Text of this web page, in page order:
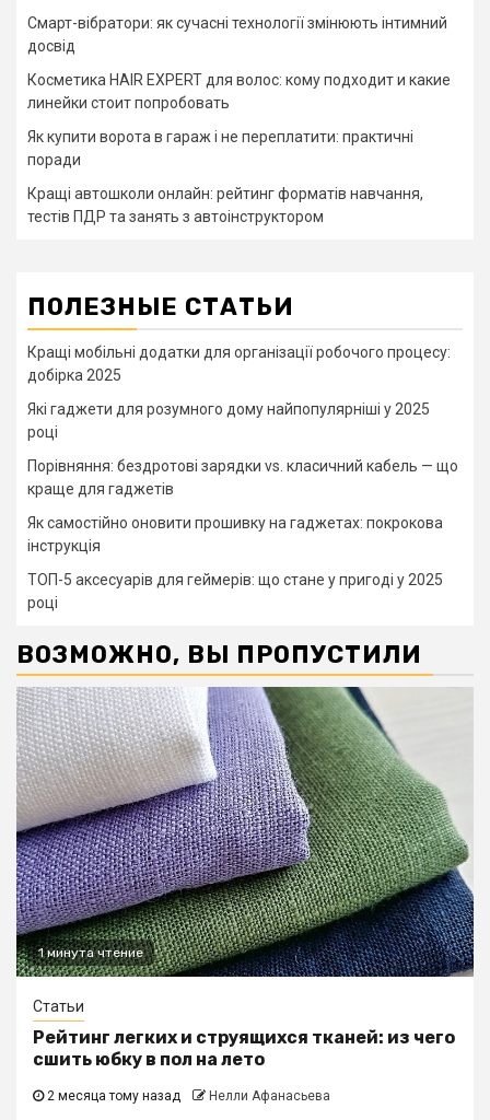
Смарт-вібратори: як сучасні технології змінюють інтимний
досвід
Косметика HAIR EXPERT для волос: кому подходит и какие
линейки стоит попробовать
Як купити ворота в гараж і не переплатити: практичні
поради
Кращі автошколи онлайн: рейтинг форматів навчання,
тестів ПДР та занять з автоінструктором
ПОЛЕЗНЫЕ СТАТЬИ
Кращі мобільні додатки для організації робочого процесу:
добірка 2025
Які гаджети для розумного дому найпопулярніші у 2025
році
Порівняння: бездротові зарядки vs. класичний кабель — що
краще для гаджетів
Як самостійно оновити прошивку на гаджетах: покрокова
інструкція
ТОП-5 аксесуарів для геймерів: що стане у пригоді у 2025
році
ВОЗМОЖНО, ВЫ ПРОПУСТИЛИ
1 минута чтение
Статьи
Рейтинг легких и струящихся тканей: из чего
сшить юбку в пол на лето
2 месяца тому назад Нелли Афанасьева